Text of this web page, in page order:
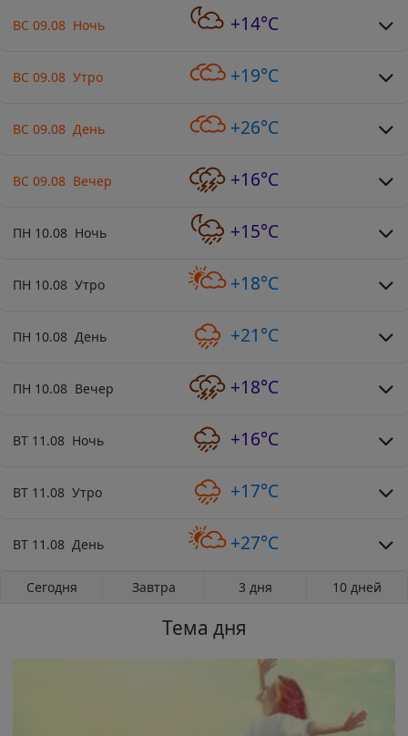
ВС 09.08 Ночь +14°C
ВС 09.08 Утро +19°C
ВС 09.08 День +26°C
ВС 09.08 Вечер +16°C
ПН 10.08 Ночь +15°C
ПН 10.08 Утро +18°C
ПН 10.08 День +21°C
ПН 10.08 Вечер +18°C
ВТ 11.08 Ночь +16°C
ВТ 11.08 Утро +17°C
ВТ 11.08 День +27°C
Сегодня Завтра 3 дня 10 дней
Тема дня